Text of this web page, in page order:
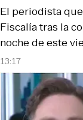
13:17
El periodista
Fiscalía tras la
noche de este